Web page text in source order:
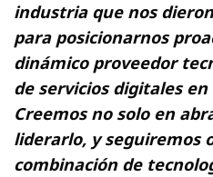
industria que nos
para posicionarnos
dinámico proveedor
de servicios digitales
Creemos no solo en
liderarlo, y seguiremos
combinación de